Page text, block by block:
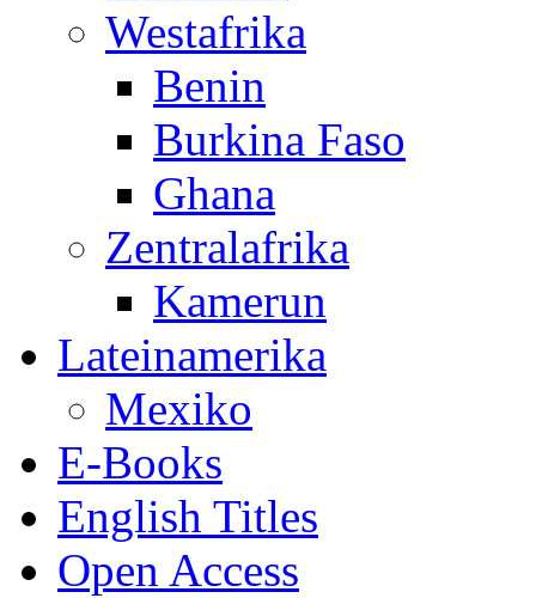
Westafrika
Benin
Burkina Faso
Ghana
Zentralafrika
Kamerun
Lateinamerika
Mexiko
E-Books
English Titles
Open Access